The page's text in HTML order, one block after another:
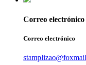
Correo electrónico
Correo electrónico